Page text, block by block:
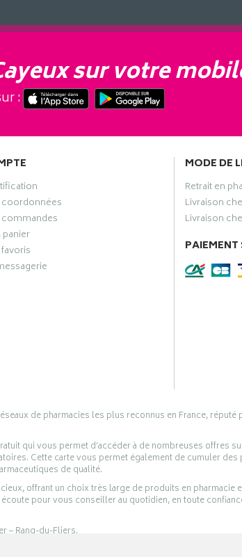
sur votre
:
coordonnées
commandes
panier
MODE DE
Retrait en
Livraison
Livraison
PAIEMENT
de pharmacies les plus reconnus en France,
qui vous permet d’accéder à de nombreuses offres
Cette carte vous permet également de cumuler
de qualité.
offrant un choix très large de produits en pharmacie
pour vous conseiller au quotidien, en toute
– Rang-du-Fliers.